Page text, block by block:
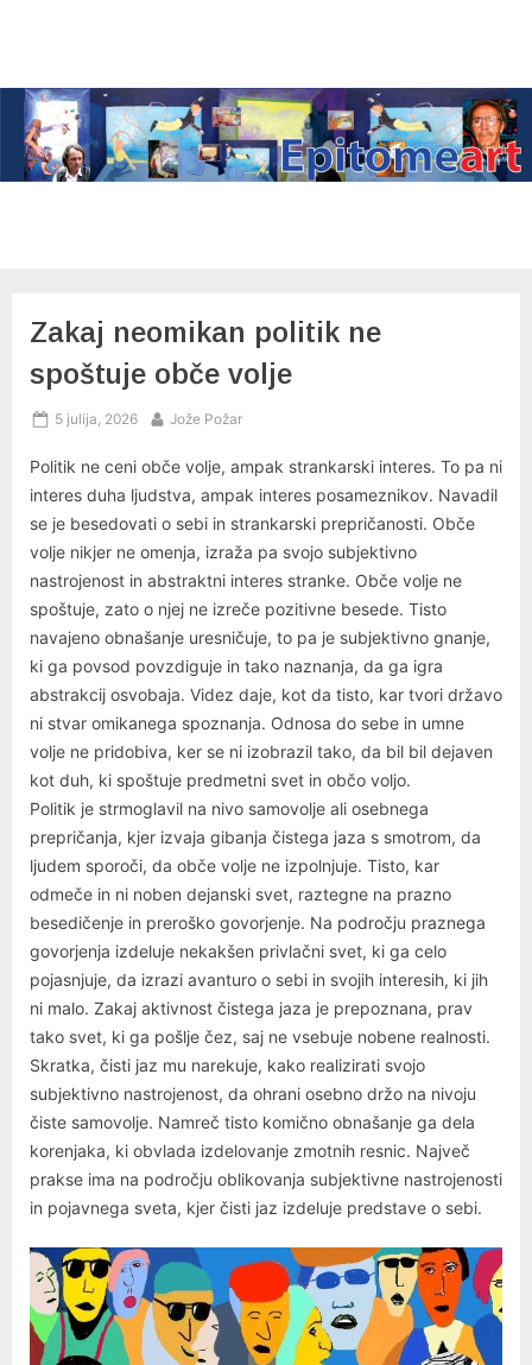
Zakaj neomikan politik ne
spoštuje obče volje
Posted
5 julija, 2026 By
Jože Požar
Politik ne ceni obče volje, ampak strankarski interes. To pa ni
interes duha ljudstva, ampak interes posameznikov. Navadil
se je besedovati o sebi in strankarski prepričanosti. Obče
volje nikjer ne omenja, izraža pa svojo subjektivno
nastrojenost in abstraktni interes stranke. Obče volje ne
spoštuje, zato o njej ne izreče pozitivne besede. Tisto
navajeno obnašanje uresničuje, to pa je subjektivno gnanje,
ki ga povsod povzdiguje in tako naznanja, da ga igra
abstrakcij osvobaja. Videz daje, kot da tisto, kar tvori državo
ni stvar omikanega spoznanja. Odnosa do sebe in umne
volje ne pridobiva, ker se ni izobrazil tako, da bil bil dejaven
kot duh, ki spoštuje predmetni svet in občo voljo.
Politik je strmoglavil na nivo samovolje ali osebnega
prepričanja, kjer izvaja gibanja čistega jaza s smotrom, da
ljudem sporoči, da obče volje ne izpolnjuje. Tisto, kar
odmeče in ni noben dejanski svet, raztegne na prazno
besedičenje in preroško govorjenje. Na področju praznega
govorjenja izdeluje nekakšen privlačni svet, ki ga celo
pojasnjuje, da izrazi avanturo o sebi in svojih interesih, ki jih
ni malo. Zakaj aktivnost čistega jaza je prepoznana, prav
tako svet, ki ga pošlje čez, saj ne vsebuje nobene realnosti.
Skratka, čisti jaz mu narekuje, kako realizirati svojo
subjektivno nastrojenost, da ohrani osebno držo na nivoju
čiste samovolje. Namreč tisto komično obnašanje ga dela
korenjaka, ki obvlada izdelovanje zmotnih resnic. Največ
prakse ima na področju oblikovanja subjektivne nastrojenosti
in pojavnega sveta, kjer čisti jaz izdeluje predstave o sebi.